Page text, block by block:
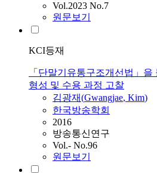
Vol.2023 No.7
원문보기
KCI등재
「단말기유통구조개선법」을
형성 및 수용 과정 고찰
김광재(Gwangjae, Kim)
한국방송학회
2016
방송통신연구
Vol.- No.96
원문보기